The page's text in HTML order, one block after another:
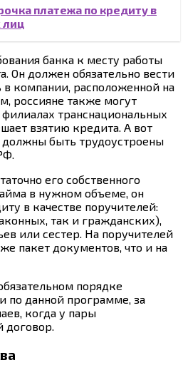
платежа по кредиту в
лиц
банка к месту работы
Он должен обязательно вести
в компании, расположенной на
россияне также могут
транснациональных
взятию кредита. А вот
должны быть трудоустроены
его собственного
в нужном объеме, он
в качестве поручителей:
так и гражданских),
или сестер. На поручителей
пакет документов, что и на
порядке
по данной программе, за
когда у пары
договор.